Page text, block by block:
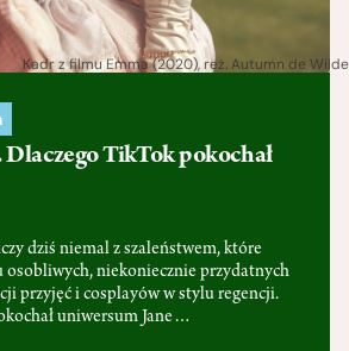
TikTok pokochał
dziś niemal z szaleństwem, które
osobliwych, niekoniecznie przydatnych
przyjęć i cosplayów w stylu regencji.
uniwersum Jane…
Kadr z filmu Emma (2020), reż. Autumn de Wilde